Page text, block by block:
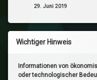
29. Juni 2019
Wichtiger Hinweis
Informationen von
oder technologischer